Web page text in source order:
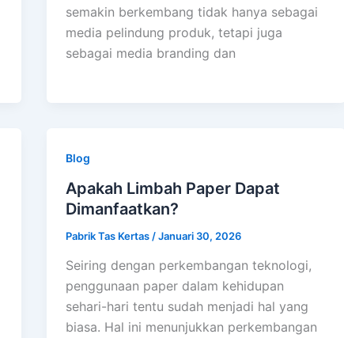
semakin berkembang tidak hanya sebagai
media pelindung produk, tetapi juga
sebagai media branding dan
Blog
Apakah Limbah Paper Dapat
Dimanfaatkan?
Pabrik Tas Kertas /Januari 30, 2026
Seiring dengan perkembangan teknologi,
penggunaan paper dalam kehidupan
sehari-hari tentu sudah menjadi hal yang
biasa. Hal ini menunjukkan perkembangan